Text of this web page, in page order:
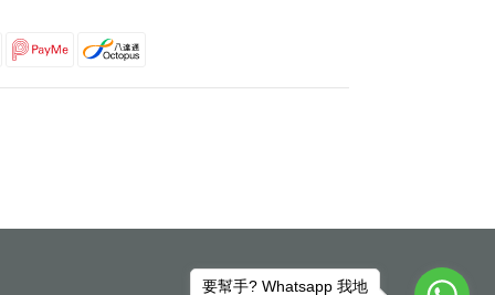
要幫手? Whatsapp 我地